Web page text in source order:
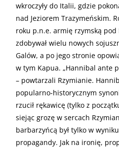
wkroczyły do Italii, gdzie
nad Jeziorem Trazymeńskim.
roku p.n.e. armię rzymską pod
zdobywał wielu nowych
Galów, a po jego stronie
w tym Kapua. „Hannibal ante
– powtarzali Rzymianie.
popularno-historycznym
rzucił rękawicę (tylko z
siejąc grozę w sercach
barbarzyńcą był tylko w
propagandy. Jak na ironię,